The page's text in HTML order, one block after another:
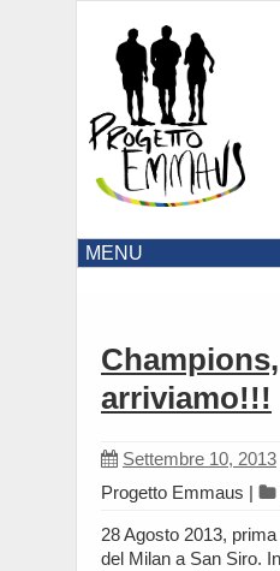
Champions,
arriviamo!!!
Settembre 10, 2013
Progetto Emmaus |
28 Agosto 2013,
del Milan a San Siro.